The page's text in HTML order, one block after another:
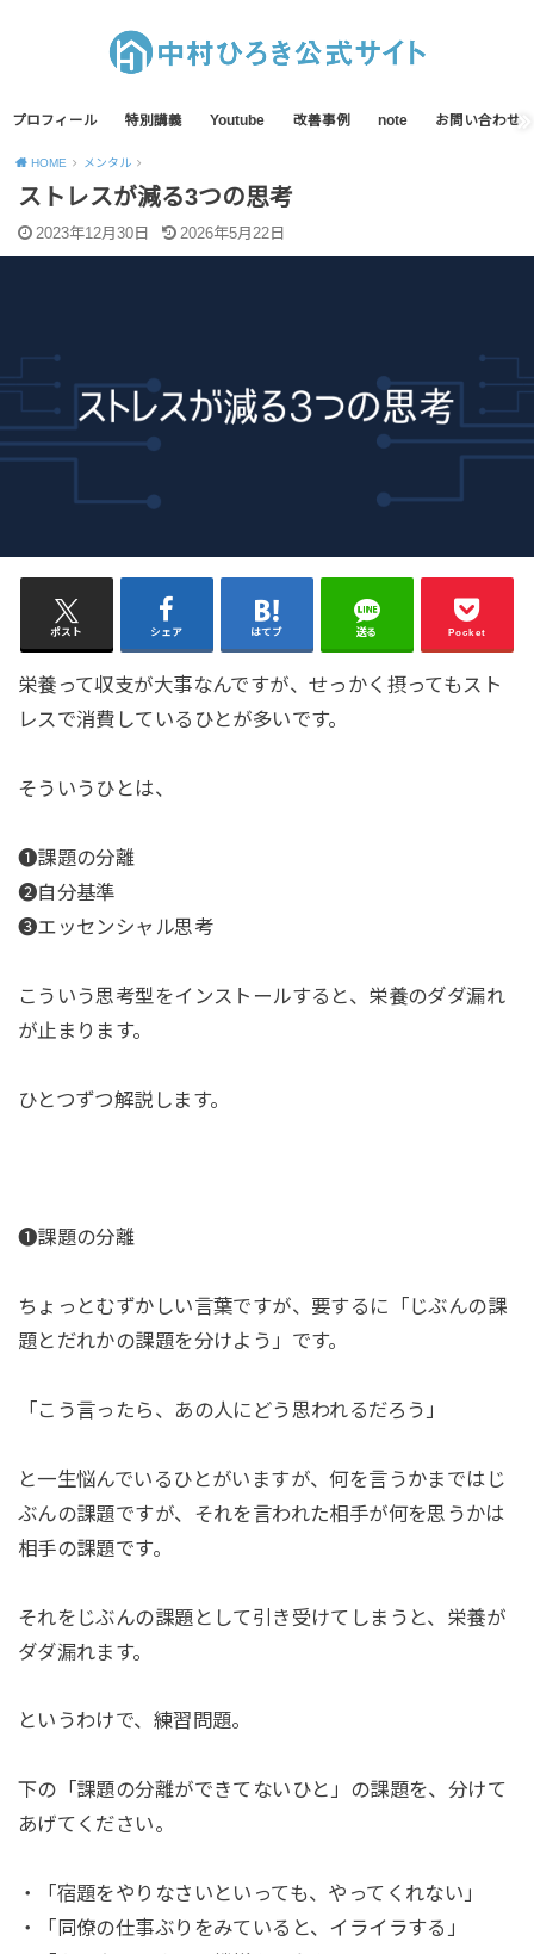
プロフィール 特別講義 Youtube 改善事例 note お問い合わせ
HOME メンタル
ストレスが減る3つの思考
2023年12月30日 2026年5月22日
ポスト シェア はてブ 送る Pocket
栄養って収支が大事なんですが、せっかく摂ってもスト
レスで消費しているひとが多いです。
そういうひとは、
❶課題の分離
❷自分基準
❸エッセンシャル思考
こういう思考型をインストールすると、栄養のダダ漏れ
が止まります。
ひとつずつ解説します。
❶課題の分離
ちょっとむずかしい言葉ですが、要するに「じぶんの課
題とだれかの課題を分けよう」です。
「こう言ったら、あの人にどう思われるだろう」
と一生悩んでいるひとがいますが、何を言うかまではじ
ぶんの課題ですが、それを言われた相手が何を思うかは
相手の課題です。
それをじぶんの課題として引き受けてしまうと、栄養が
ダダ漏れます。
というわけで、練習問題。
下の「課題の分離ができてないひと」の課題を、分けて
あげてください。
・「宿題をやりなさいといっても、やってくれない」
・「同僚の仕事ぶりをみていると、イライラする」